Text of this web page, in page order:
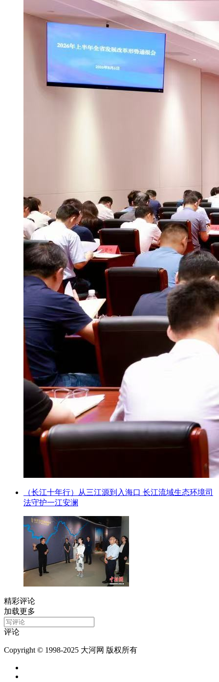
（长江十年行）从三江源到入海口 长江流域生态环境司
法守护一江安澜
精彩评论
加载更多
评论
Copyright © 1998-2025 大河网 版权所有